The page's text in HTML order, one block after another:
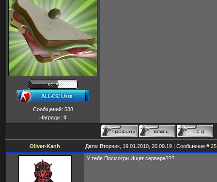
Сообщений: 588
Награды: 0
Oliver-Kanh Дата: Вторник, 19.01.2010, 20.09.19 | Сообщение # 25
У тебя Посмотри Ищет сервера???